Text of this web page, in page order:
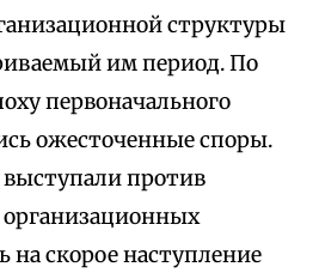
структуры
им период. По
первоначального
ожесточенные споры.
против
на скорое наступление